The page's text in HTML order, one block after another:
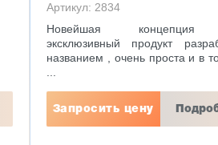
Артикул: 2834
Новейшая концепция
эксклюзивный продукт
названием , очень проста и в
Запросить цену